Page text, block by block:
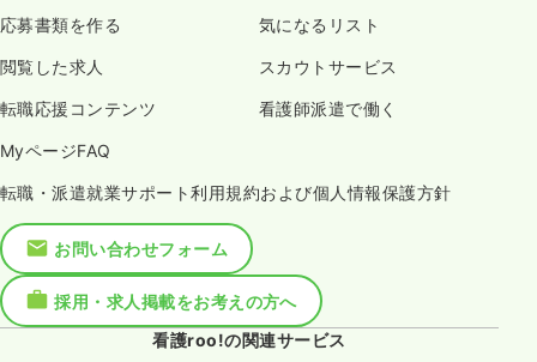
応募書類を作る 気になるリスト
閲覧した求人 スカウトサービス
転職応援コンテンツ 看護師派遣で働く
MyページFAQ
転職・派遣就業サポート利用規約および個人情報保護方針
お問い合わせフォーム
採用・求人掲載をお考えの方へ
看護roo!の関連サービス